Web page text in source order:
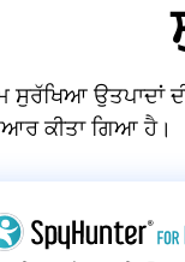
ਸੁਰੱਖਿਆ ਉਤਪਾਦਾਂ
ਕੀਤਾ ਗਿਆ ਹੈ।